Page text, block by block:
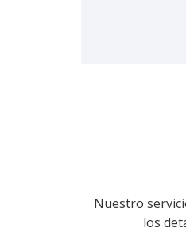
Nuestro
los